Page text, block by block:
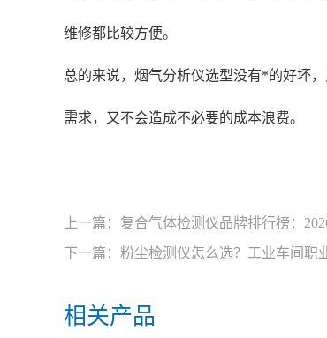
维修都比较方便。
总的来说，烟气分析仪选型没有*的好坏
需求，又不会造成不必要的成本浪费。
上一篇： 复合气体检测仪品牌排行榜：
下一篇： 粉尘检测仪怎么选？工业车间职
相关产品